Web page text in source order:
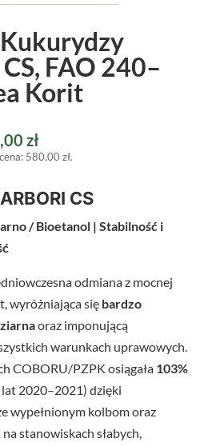
FAO 240–
Korit
zł.
złAktualna
cena
580,00 zł.
580,00 zł.
CS
/ Bioetanol | Stabilność i
odmiana z mocnej
wyróżniająca się bardzo
oraz imponującą
warunkach uprawowych.
COBORU/PZPK osiągała 103%
2020–2021) dzięki
wypełnionym kolbom oraz
stanowiskach słabych,